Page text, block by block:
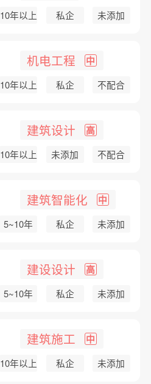
10年以上 私企 未添加
机电工程 中
10年以上 私企 不配合
建筑设计 高
10年以上 未添加 不配合
建筑智能化 中
5~10年 私企 未添加
建设设计 高
5~10年 私企 未添加
建筑施工 中
10年以上 私企 未添加